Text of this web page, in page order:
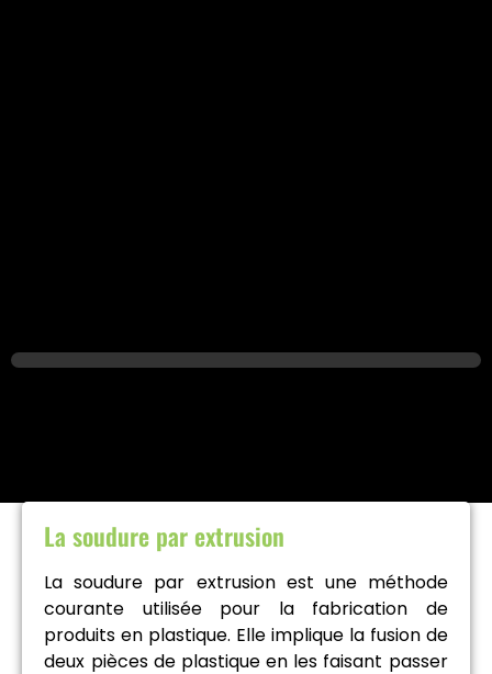
La soudure par extrusion
La soudure par extrusion est une méthode
courante utilisée pour la fabrication de
produits en plastique. Elle implique la fusion de
deux pièces de plastique en les faisant passer